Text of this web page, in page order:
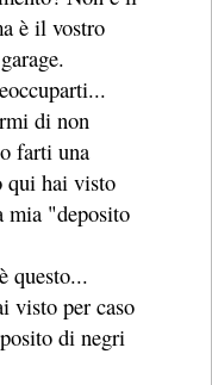
è il vostro
di non
farti una
qui hai visto
mia "deposito
questo...
visto per caso
di negri